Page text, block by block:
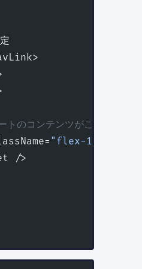
トのコンテンツがここに挿入
"flex-1 p-8"
/>